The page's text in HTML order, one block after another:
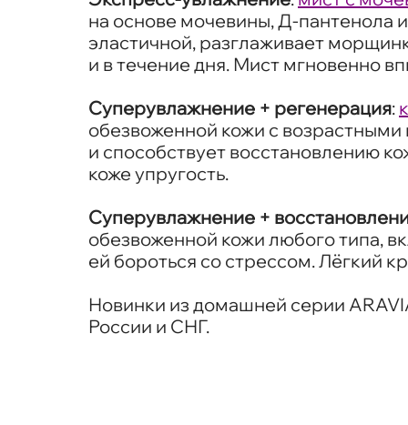
на основе мочевины, Д-пантенола
эластичной, разглаживает
и в течение дня. Мист мгновенно
Суперувлажнение + регенерация:
обезвоженной кожи с
и способствует восстановлению
коже упругость.
Суперувлажнение +
обезвоженной кожи любого типа,
ей бороться со стрессом. Лёгкий
Новинки из домашней серии
России и СНГ.